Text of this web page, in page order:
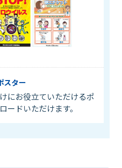
スター
にお役立ていただけるポ
ードいただけます。